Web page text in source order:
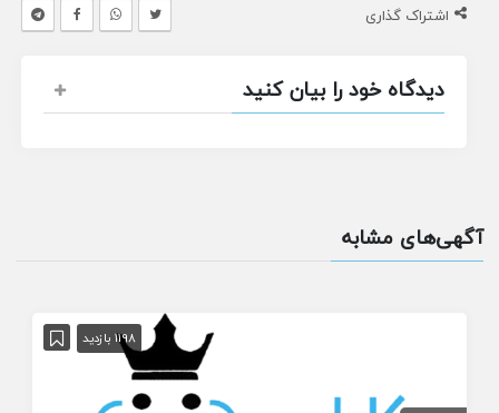
اشتراک گذاری
دیدگاه خود را بیان کنید
آگهی‌های مشابه
1198 بازدید